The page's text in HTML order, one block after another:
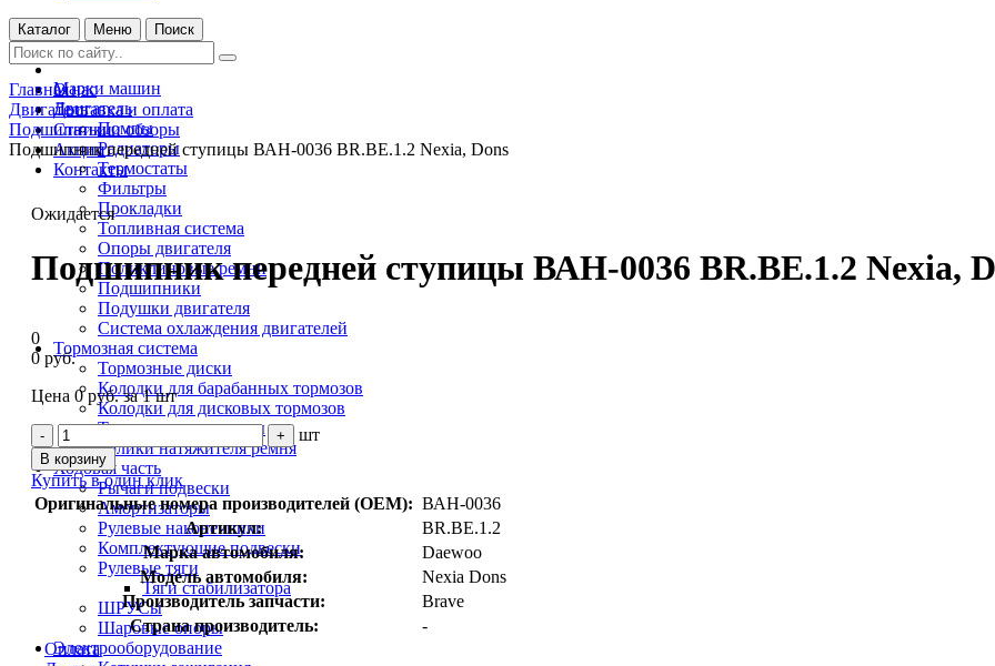
Каталог Меню Поиск
О нас
Доставка и оплата
Статьи и обзоры
Акции
Контакты
Марки машин
Двигатель
Помпы
Радиаторы
Термостаты
Фильтры
Прокладки
Топливная система
Опоры двигателя
Поликлиновые ремни
Подшипники
Подушки двигателя
Система охлаждения двигателей
Тормозная система
Тормозные диски
Колодки для барабанных тормозов
Колодки для дисковых тормозов
Тормозные цилиндры
Ролики натяжителя ремня
Ходовая часть
Рычаги подвески
Амортизаторы
Рулевые наконечники
Комплектующие подвески
Рулевые тяги
Тяги стабилизатора
ШРУСы
Шаровые опоры
Электрооборудование
Главная
Двигатель
Подшипники
Подшипник передней ступицы ВАН-0036 BR.BE.1.2 Nexia, Dons
Ожидается
Подшипник передней ступицы ВАН-0036 BR.BE.1.2 Nexia,
0
0 руб.
Цена 0 руб. за 1 шт
- + шт
В корзину
Купить в один клик
Оригинальные номера производителей (OEM): ВАН-0036
Артикул:
BR.BE.1.2
Марка автомобиля:
Daewoo
Модель автомобиля:
Nexia Dons
Производитель запчасти:
Brave
Страна производитель:
-
Оплата